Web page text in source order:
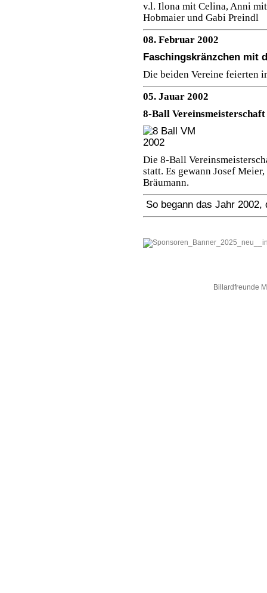
v.l. Ilona mit Celina, Anni
Hobmaier und Gabi Preindl
08. Februar 2002
Faschingskränzchen mit
Die beiden Vereine feierten
05. Jauar 2002
8-Ball Vereinsmeisterschaft
Die 8-Ball
statt. Es gewann Josef
Bräumann.
So begann das Jahr
Billardfreunde